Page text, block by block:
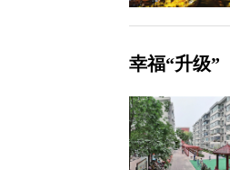
幸福“升级”